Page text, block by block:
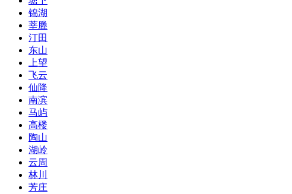
锦湖
莘塍
汀田
东山
上望
飞云
仙降
南滨
马屿
高楼
陶山
湖岭
云周
林川
芳庄